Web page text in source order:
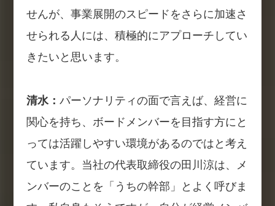
せんが、事業展開のスピードをさらに加速さ
せられる人には、積極的にアプローチしてい
きたいと思います。
清水： パーソナリティの面で言えば、経営に
関心を持ち、ボードメンバーを目指す方にと
っては活躍しやすい環境があるのではと考え
ています。当社の代表取締役の田川涼は、メ
ンバーのことを「うちの幹部」とよく呼びま